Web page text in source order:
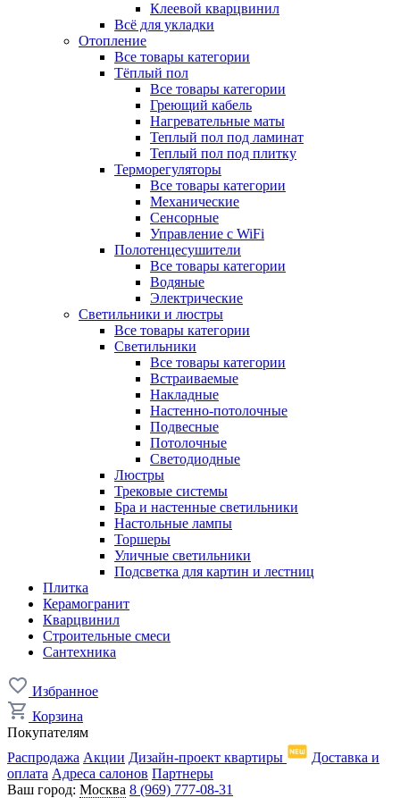
Клеевой кварцвинил
Всё для укладки
Отопление
Все товары категории
Тёплый пол
Все товары категории
Греющий кабель
Нагревательные маты
Теплый пол под ламинат
Теплый пол под плитку
Терморегуляторы
Все товары категории
Механические
Сенсорные
Управление с WiFi
Полотенцесушители
Все товары категории
Водяные
Электрические
Светильники и люстры
Все товары категории
Светильники
Все товары категории
Встраиваемые
Накладные
Настенно-потолочные
Подвесные
Потолочные
Светодиодные
Люстры
Трековые системы
Бра и настенные светильники
Настольные лампы
Торшеры
Уличные светильники
Подсветка для картин и лестниц
Плитка
Керамогранит
Кварцвинил
Строительные смеси
Сантехника
Избранное
Корзина
Покупателям
Распродажа Акции Дизайн-проект квартиры
Доставка и
оплата Адреса салонов Партнеры
Ваш город: Москва 8 (969) 777-08-31